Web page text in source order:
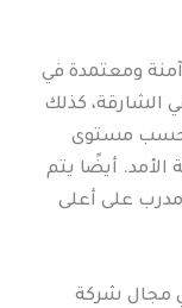
ومعتمدة في
الشارقة، كذلك
حسب مستوى
الأمد. أيضًا يتم
على أعلى
مجال شركة